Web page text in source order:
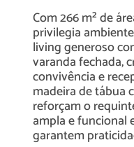
Com 266 m² de
privilegia
living generoso
varanda fechada,
convivência e
madeira de tábua
reforçam o
ampla e funcional
garantem